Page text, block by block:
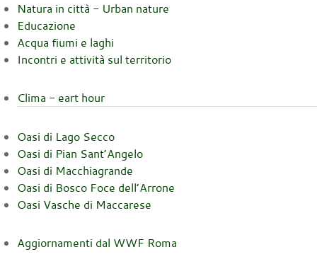
Natura in città - Urban nature
Educazione
Acqua fiumi e laghi
Incontri e attività sul territorio
Clima - eart hour
Oasi di Lago Secco
Oasi di Pian Sant’Angelo
Oasi di Macchiagrande
Oasi di Bosco Foce dell’Arrone
Oasi Vasche di Maccarese
Aggiornamenti dal WWF Roma